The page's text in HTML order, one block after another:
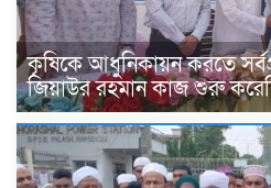
কৃষিকে আধুনিকায়ন করতে
জিয়াউর রহমান কাজ শুরু